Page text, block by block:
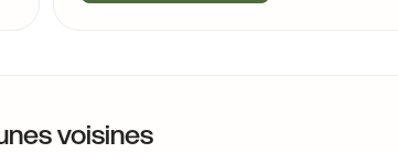
voisines